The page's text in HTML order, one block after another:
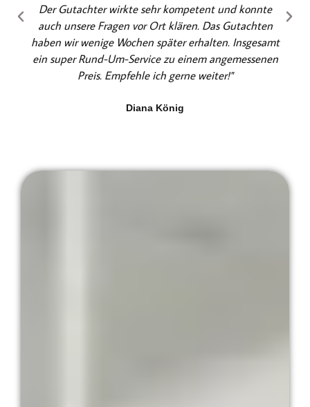
m
i
t
5
v
n
Der Gutachter wirkte sehr kompetent und konnte
auch unsere Fragen vor Ort klären. Das Gutachten
haben wir wenige Wochen später erhalten. Insgesamt
ein super Rund-Um-Service zu einem angemessenen
Preis. Empfehle ich gerne weiter!"
Diana König